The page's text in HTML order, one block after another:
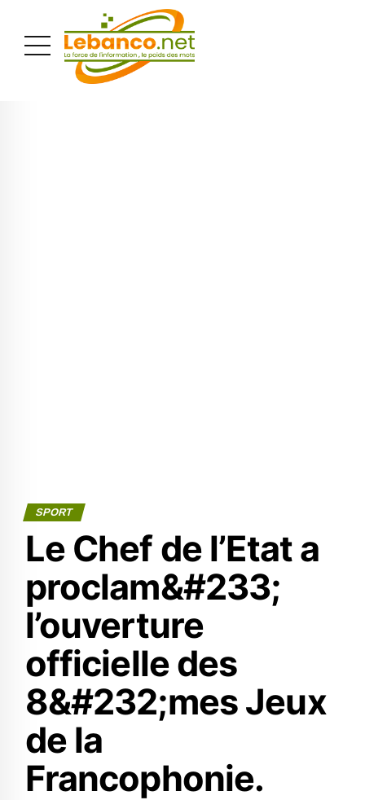
SPORT
Le Chef de l’Etat a
proclam&#233;
l’ouverture
officielle des
8&#232;mes Jeux
de la
Francophonie.